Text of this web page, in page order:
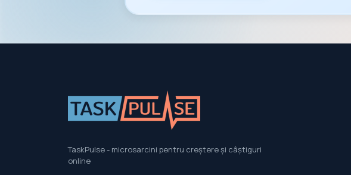
TaskPulse - microsarcini pentru creștere și câștiguri
online